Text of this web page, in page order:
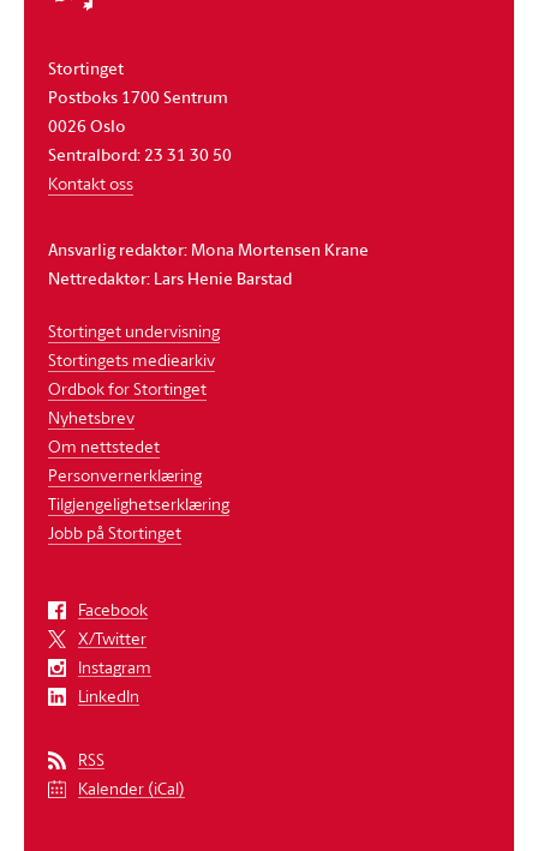
Stortinget
Postboks 1700 Sentrum
0026 Oslo
Sentralbord: 23 31 30 50
Kontakt oss
Ansvarlig redaktør: Mona Mortensen Krane
Nettredaktør: Lars Henie Barstad
Stortinget undervisning
Stortingets mediearkiv
Ordbok for Stortinget
Nyhetsbrev
Om nettstedet
Personvernerklæring
Tilgjengelighetserklæring
Jobb på Stortinget
Facebook
X/Twitter
Instagram
LinkedIn
RSS
Kalender (iCal)